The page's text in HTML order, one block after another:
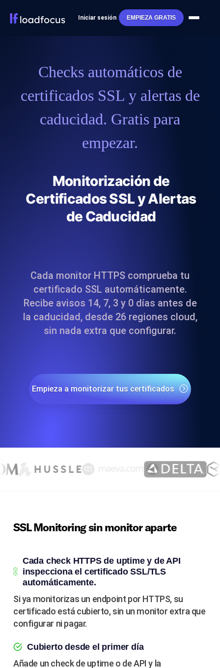
Iniciar sesión EMPIEZA GRATIS
Checks automáticos de
certificados SSL y alertas de
caducidad. Gratis para
empezar.
Monitorización de
Certificados SSL y Alertas
de Caducidad
Cada monitor HTTPS comprueba tu
certificado SSL automáticamente.
Recibe avisos 14, 7, 3 y 0 días antes de
la caducidad, desde 26 regiones cloud,
sin nada extra que configurar.
Empieza a monitorizar tus certificados
SSL Monitoring sin monitor aparte
Cada check HTTPS de uptime y de API
inspecciona el certificado SSL/TLS
automáticamente.
Si ya monitorizas un endpoint por HTTPS, su
certificado está cubierto, sin un monitor extra que
configurar ni pagar.
Cubierto desde el primer día
Añade un check de uptime o de API y la